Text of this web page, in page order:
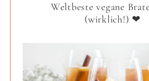
Weltbeste vegane
(wirklich!) ❤